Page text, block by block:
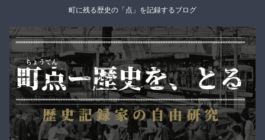
町に残る歴史の「点」を記録するブログ